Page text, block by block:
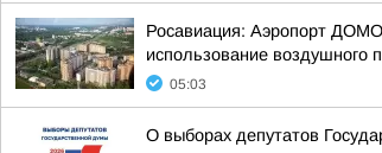
Росавиация: Аэропорт
использование воздушного
05:03
О выборах депутатов